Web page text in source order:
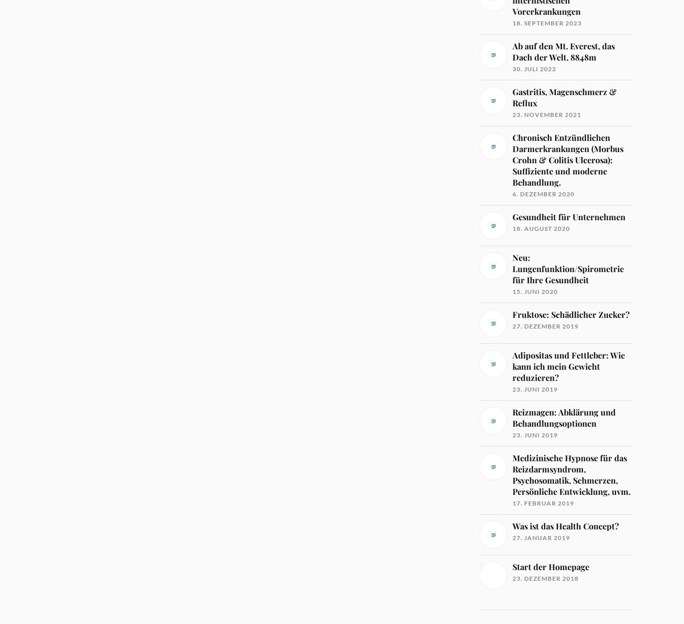
Vorerkrankungen
18. SEPTEMBER 2023
Ab auf den Mt. Everest, das
Dach der Welt, 8848m
30. JULI 2022
Gastritis, Magenschmerz &
Reflux
23. NOVEMBER 2021
Chronisch Entzündlichen
Darmerkrankungen (Morbus
Crohn & Colitis Ulcerosa):
Suffiziente und moderne
Behandlung.
6. DEZEMBER 2020
Gesundheit für Unternehmen
18. AUGUST 2020
Neu:
Lungenfunktion/Spirometrie
für Ihre Gesundheit
15. JUNI 2020
Fruktose: Schädlicher Zucker?
27. DEZEMBER 2019
Adipositas und Fettleber: Wie
kann ich mein Gewicht
reduzieren?
23. JUNI 2019
Reizmagen: Abklärung und
Behandlungsoptionen
23. JUNI 2019
Medizinische Hypnose für das
Reizdarmsyndrom,
Psychosomatik, Schmerzen,
Persönliche Entwicklung, uvm.
17. FEBRUAR 2019
Was ist das Health Concept?
27. JANUAR 2019
Start der Homepage
23. DEZEMBER 2018